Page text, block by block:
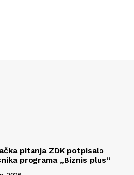
pitanja ZDK potpisalo
programa „Biznis plus“